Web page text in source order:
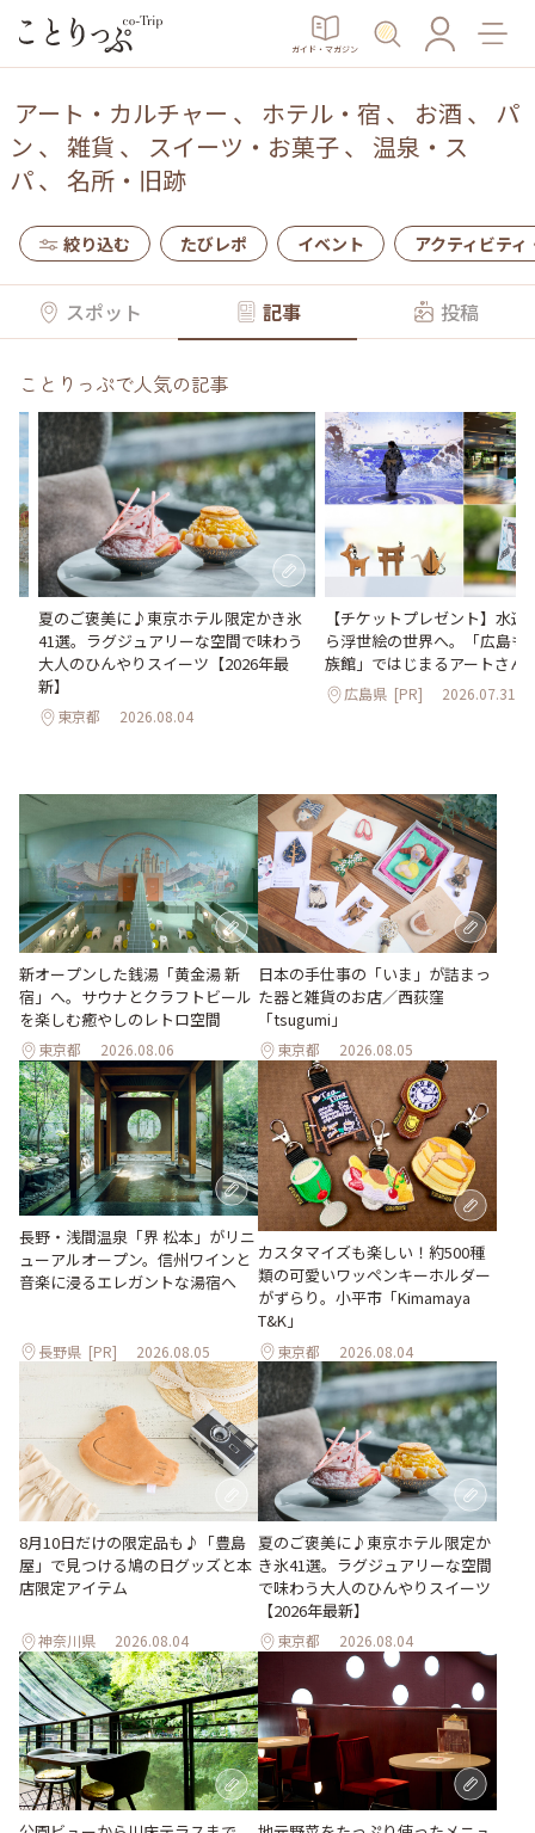
ガイド・マガジン
アート・カルチャー 、 ホテル・宿 、 お酒 、 パ
ン 、 雑貨 、 スイーツ・お菓子、 温泉・ス
パ、 名所・旧跡
絞り込む たびレポ イベント アクティビティ
スポット 記事 投稿
ことりっぷで人気の記事
夏のご褒美に♪東京ホテル限定かき氷
41選。ラグジュアリーな空間で味わう
大人のひんやりスイーツ【2026年最
新】
東京都 2026.08.04
【チケットプレゼント】水辺
ら浮世絵の世界へ。「広島も
族館」ではじまるアートさん
広島県 [PR] 2026.07.31
新オープンした銭湯「黄金湯 新
宿」へ。サウナとクラフトビール
を楽しむ癒やしのレトロ空間
東京都 2026.08.06
日本の手仕事の「いま」が詰まっ
た器と雑貨のお店／西荻窪
「tsugumi」
東京都 2026.08.05
長野・浅間温泉「界 松本」がリニ
ューアルオープン。信州ワインと
音楽に浸るエレガントな湯宿へ
長野県 [PR] 2026.08.05
カスタマイズも楽しい！約500種
類の可愛いワッペンキーホルダー
がずらり。小平市「Kimamaya
T&K」
東京都 2026.08.04
8月10日だけの限定品も♪「豊島
屋」で見つける鳩の日グッズと本
店限定アイテム
神奈川県 2026.08.04
夏のご褒美に♪東京ホテル限定か
き氷41選。ラグジュアリーな空間
で味わう大人のひんやりスイーツ
【2026年最新】
東京都 2026.08.04